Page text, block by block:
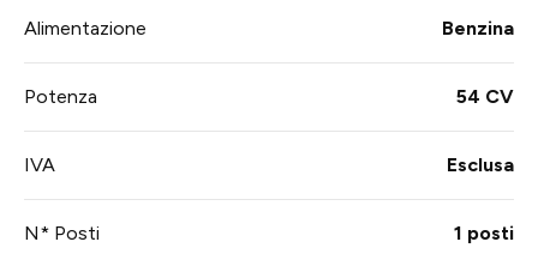
Alimentazione Benzina
Potenza 54 CV
IVA Esclusa
N* Posti 1 posti